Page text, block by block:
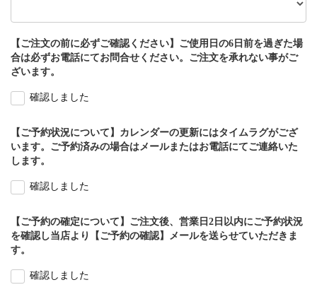
【ご注文の前に必ずご確認ください】ご使用日の6日前を過ぎた場
合は必ずお電話にてお問合せください。ご注文を承れない事がご
ざいます。
確認しました
【ご予約状況について】カレンダーの更新にはタイムラグがござ
います。ご予約済みの場合はメールまたはお電話にてご連絡いた
します。
確認しました
【ご予約の確定について】ご注文後、営業日2日以内にご予約状況
を確認し当店より【ご予約の確認】メールを送らせていただきま
す。
確認しました